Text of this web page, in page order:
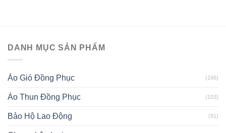
DANH MỤC SẢN PHẨM
Áo Gió Đồng Phục (166)
Áo Thun Đồng Phục (103)
Bảo Hộ Lao Động (91)